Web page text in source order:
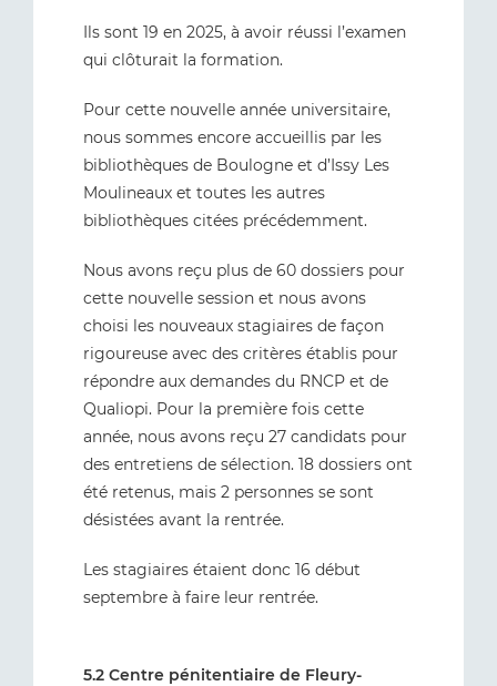
Ils sont 19 en 2025, à avoir réussi l’examen
qui clôturait la formation.
Pour cette nouvelle année universitaire,
nous sommes encore accueillis par les
bibliothèques de Boulogne et d’Issy Les
Moulineaux et toutes les autres
bibliothèques citées précédemment.
Nous avons reçu plus de 60 dossiers pour
cette nouvelle session et nous avons
choisi les nouveaux stagiaires de façon
rigoureuse avec des critères établis pour
répondre aux demandes du RNCP et de
Qualiopi. Pour la première fois cette
année, nous avons reçu 27 candidats pour
des entretiens de sélection. 18 dossiers ont
été retenus, mais 2 personnes se sont
désistées avant la rentrée.
Les stagiaires étaient donc 16 début
septembre à faire leur rentrée.
5.2 Centre pénitentiaire de Fleury-